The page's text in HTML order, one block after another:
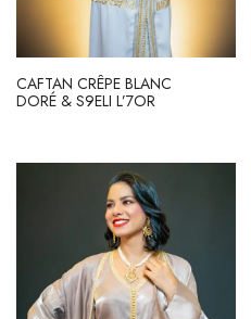
CAFTAN CRÊPE BLANC
DORÉ & S9ELI L’7OR